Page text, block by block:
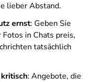
lieber Abstand.
ernst: Geben Sie
in Chats preis,
tatsächlich
: Angebote, die